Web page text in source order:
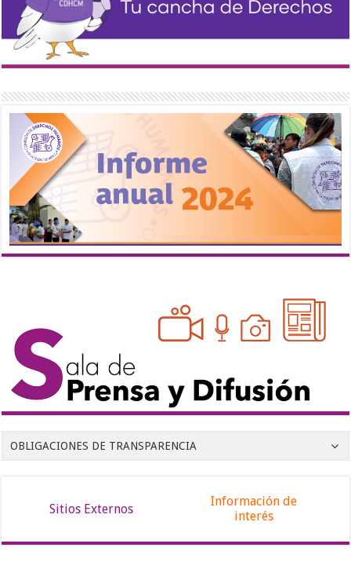
OBLIGACIONES DE TRANSPARENCIA
Sitios Externos
Información de
interés